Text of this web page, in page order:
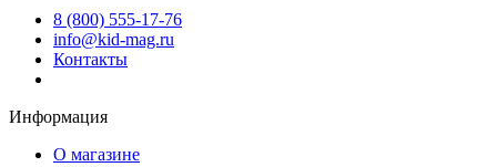
8 (800) 555-17-76
info@kid-mag.ru
Контакты
Информация
О магазине